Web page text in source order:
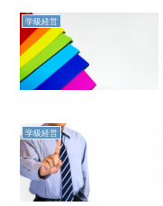
学級経営
学級経営